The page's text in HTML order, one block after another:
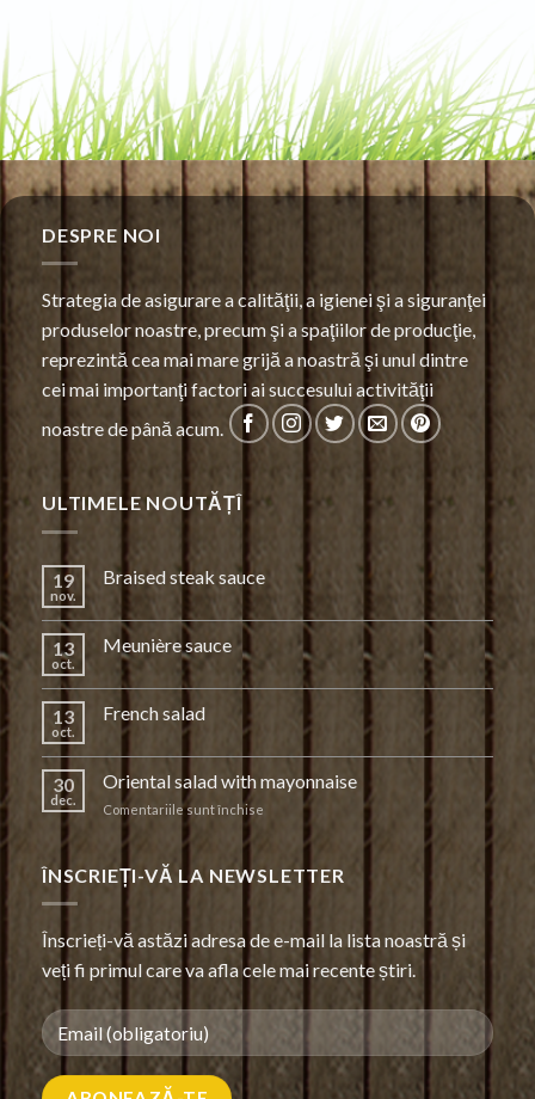
DESPRE NOI
Strategia de asigurare a calităţii, a igienei şi a siguranţei
produselor noastre, precum şi a spaţiilor de producţie,
reprezintă cea mai mare grijă a noastră şi unul dintre
cei mai importanţi factori ai succesului activităţii
noastre de până acum.
ULTIMELE NOUTĂȚÎ
19
nov.
Braised steak sauce
13
oct.
Meunière sauce
13
oct.
French salad
30
dec.
Oriental salad with mayonnaise
Comentariile sunt închise pentru
Oriental
with
ÎNSCRIEȚI-VĂ LA NEWSLETTER
Înscrieți-vă astăzi adresa de e-mail la lista noastră și
veți fi primul care va afla cele mai recente știri.